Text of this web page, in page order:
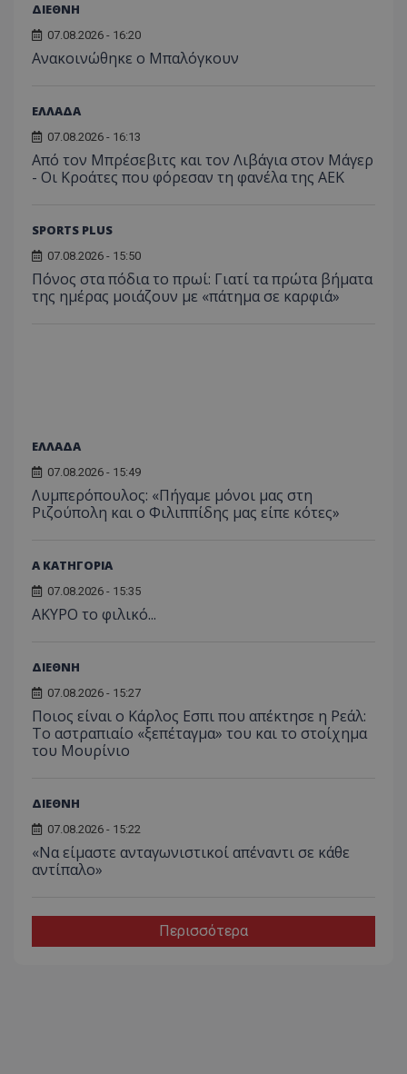
ΔΙΕΘΝΗ
07.08.2026 - 16:20
Ανακοινώθηκε ο Μπαλόγκουν
ΕΛΛΑΔΑ
07.08.2026 - 16:13
Από τον Μπρέσεβιτς και τον Λιβάγια στον Μάγερ
- Οι Κροάτες που φόρεσαν τη φανέλα της ΑΕΚ
SPORTS PLUS
07.08.2026 - 15:50
Πόνος στα πόδια το πρωί: Γιατί τα πρώτα βήματα
της ημέρας μοιάζουν με «πάτημα σε καρφιά»
ΕΛΛΑΔΑ
07.08.2026 - 15:49
Λυμπερόπουλος: «Πήγαμε μόνοι μας στη
Ριζούπολη και ο Φιλιππίδης μας είπε κότες»
Α ΚΑΤΗΓΟΡΙΑ
07.08.2026 - 15:35
AKYΡΟ το φιλικό...
ΔΙΕΘΝΗ
07.08.2026 - 15:27
Ποιος είναι ο Κάρλος Εσπι που απέκτησε η Ρεάλ:
Το αστραπιαίο «ξεπέταγμα» του και το στοίχημα
του Μουρίνιο
ΔΙΕΘΝΗ
07.08.2026 - 15:22
«Να είμαστε ανταγωνιστικοί απέναντι σε κάθε
αντίπαλο»
Περισσότερα